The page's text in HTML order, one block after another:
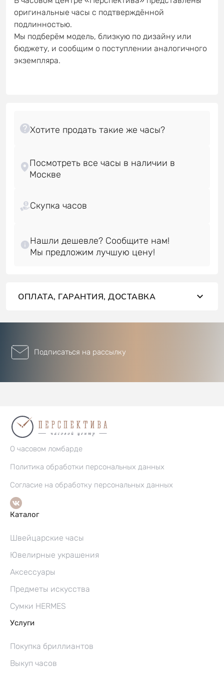
оригинальные часы с подтверждённой
подлинностью.
Мы подберём модель, близкую по дизайну или
бюджету, и сообщим о поступлении аналогичного
экземпляра.
Посмотреть все часы в наличии в
Скупка часов
Нашли дешевле? Сообщите нам!
ОПЛАТА, ГАРАНТИЯ, ДОСТАВКА
Подписаться на рассылку
О часовом ломбарде
Политика обработки персональных данных
Согласие на обработку персональных данных
Каталог
Швейцарские часы
Ювелирные украшения
Аксессуары
Предметы искусства
Сумки HERMES
Услуги
Покупка бриллиантов
Выкуп часов